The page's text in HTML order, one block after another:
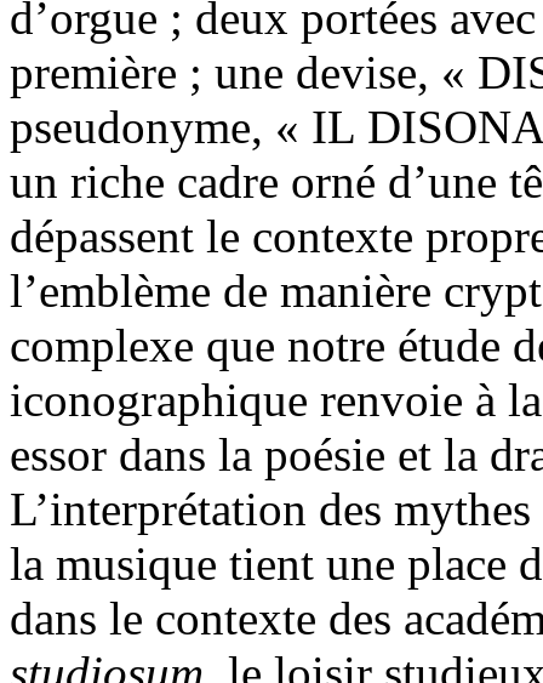
d’orgue ; deux portées
première ; une devise, «
pseudonyme, « IL
un riche cadre orné d’une
dépassent le contexte
l’emblème de manière
complexe que notre étude
iconographique renvoie à
essor dans la poésie et la
L’interprétation des
la musique tient une place
dans le contexte des
studiosum, le loisir